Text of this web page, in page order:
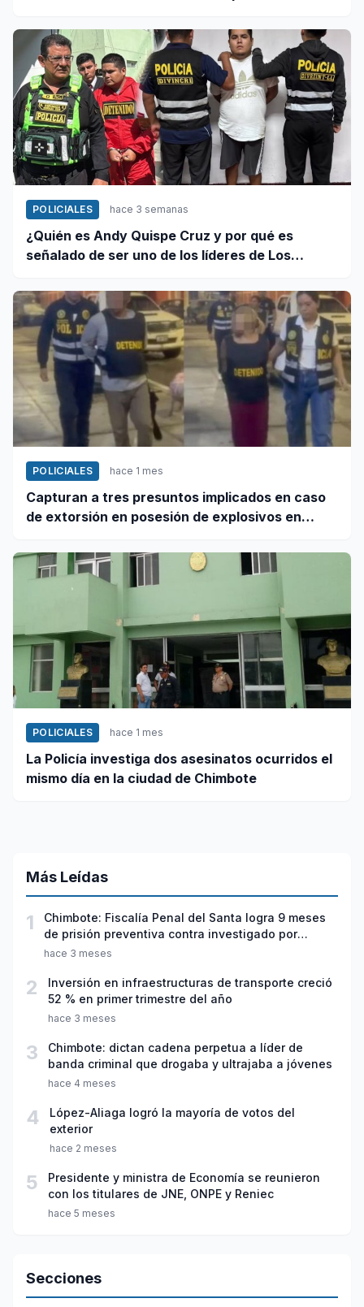
POLICIALES hace 3 semanas
¿Quién es Andy Quispe Cruz y por qué es
señalado de ser uno de los líderes de Los
POLICIALES hace 1 mes
Capturan a tres presuntos implicados en caso
de extorsión en posesión de explosivos en
POLICIALES hace 1 mes
La Policía investiga dos asesinatos ocurridos el
mismo día en la ciudad de Chimbote
Más Leídas
1
Chimbote: Fiscalía Penal del Santa logra 9 meses
de prisión preventiva contra investigado por
violación sexual y tentativa de feminicidio
hace 3 meses
2
Inversión en infraestructuras de transporte creció
52 % en primer trimestre del año
hace 3 meses
3
Chimbote: dictan cadena perpetua a líder de
banda criminal que drogaba y ultrajaba a jóvenes
hace 4 meses
4
López-Aliaga logró la mayoría de votos del
exterior
hace 2 meses
5
Presidente y ministra de Economía se reunieron
con los titulares de JNE, ONPE y Reniec
hace 5 meses
Secciones